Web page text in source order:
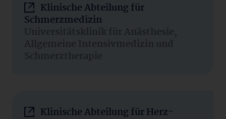
Klinische Abteilung für
Schmerzmedizin
Universitätsklinik für Anästhesie,
Allgemeine Intensivmedizin und
Schmerztherapie
Klinische Abteilung für Herz-